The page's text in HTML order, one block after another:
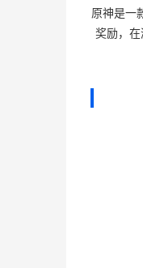
原神是一
奖励，